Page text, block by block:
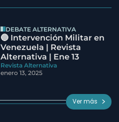
DEBATE ALTERNATIVA
🔵 Intervención Militar en
Venezuela | Revista
Alternativa | Ene 13
Revista Alternativa
enero 13, 2025
Ver más